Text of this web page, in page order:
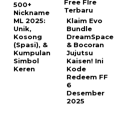
500+
Nickname
ML 2025:
Unik,
Kosong
(Spasi), &
Kumpulan
Simbol
Keren
Klaim Evo
Bundle
DreamSpace
& Bocoran
Jujutsu
Kaisen! Ini
Kode
Redeem FF
6
Desember
2025